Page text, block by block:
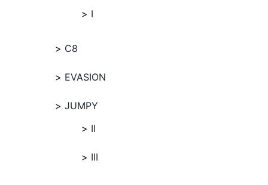
I
C8
EVASION
JUMPY
II
III